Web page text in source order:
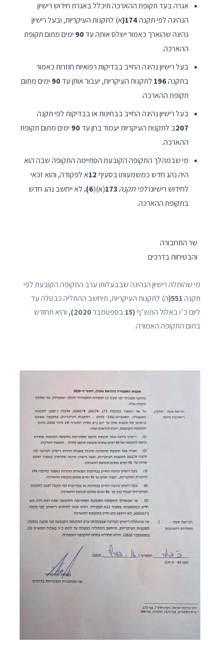
אגרה בעד תקופת ההארכה תיכלל באגרת חידוש רישיון
הנהיגה לפי תקנה174( א) לתקנות העיקריות, ובעל רישיון
נהיגה שהוארך כאמור ישלס אותה עד90 ימים מתום תקופת
ההארכה.
בעל רישיון נהיגה החייב בבדיקות רפואיות חוזרות כאמור
בתקנה196 לתקנות העיקריות, יעבור אותן עד90 ימים מתום
תקופת ההארכה.
בעל רישיון נהיגה החייב בבחינות או בבדיקות לפי תקנה
207ב לתקנות העיקריות יעמוד בחן עד90 ימים מתום תקופת
ההארכה.
מי שבמהלך התקופה הקובעת הסתיימה התקופה שבה הוא
היה נהג חדש כמשמעותו בסעיף12א לפקודה, והוא זכאי
לחידוש רישיונולפי תקנה173(א)(6).
לא ייחשב נהג חדש
בתקופת ההארכה.
שר התחבורה
והבטיחות בדרכים
מי שהותלה רישיון הנהיגה שבבעלותו ערב התקופה הקובעת לפי
תקנה551( ה) לתקנות העיקריות, תיחשב ההתליה כבטלה עד
ליום כ״ו באלול התש״ף(15 בספטמבר2020),
והיא תחודש
בתום התקופה האמורה.